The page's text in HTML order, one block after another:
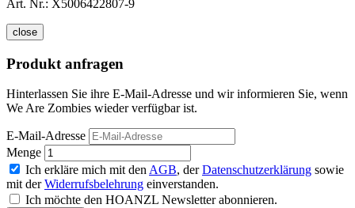
Art. Nr.: X5006422807-9
close
Produkt anfragen
Hinterlassen Sie ihre E-Mail-Adresse und wir informieren Sie, wenn
We Are Zombies wieder verfügbar ist.
E-Mail-Adresse
Menge
Ich erkläre mich mit den AGB, derDatenschutzerklärung sowie
mit derWiderrufsbelehrung einverstanden.
Ich möchte den HOANZL Newsletter abonnieren.